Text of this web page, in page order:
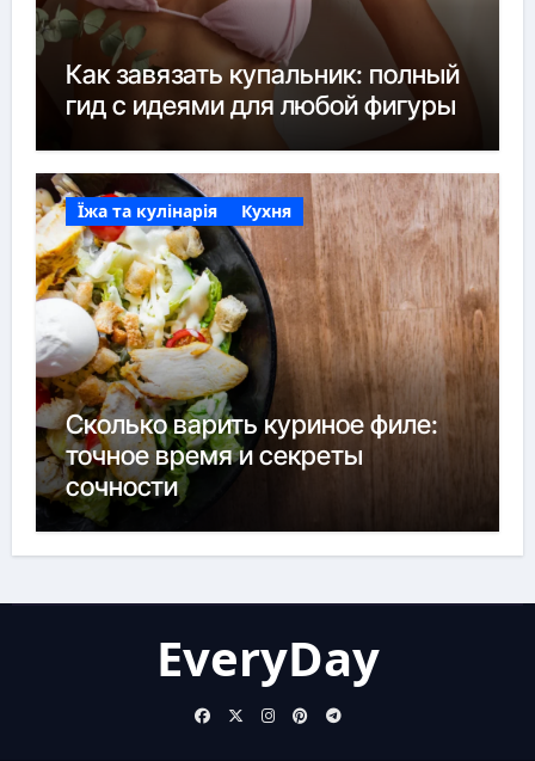
Как завязать купальник: полный
гид с идеями для любой фигуры
Їжа та кулінарія Кухня
Сколько варить куриное филе:
точное время и секреты
сочности
EveryDay